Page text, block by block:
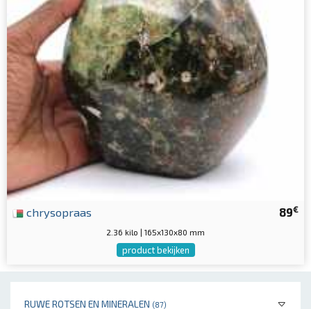
RUWE ROTSEN EN MINERALEN (87)
89€
chrysopraas
2.36 kilo | 165x130x80 mm
product bekijken